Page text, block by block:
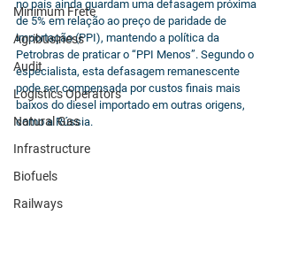
Minimum Frete
Agribusiness
Audit
Logistics Operators
Natural Gas
Infrastructure
Biofuels
Railways
no país ainda guardam uma defasagem próxima
de 5% em relação ao preço de paridade de
importação (PPI), mantendo a política da
Petrobras de praticar o “PPI Menos”. Segundo o
especialista, esta defasagem remanescente
pode ser compensada por custos finais mais
baixos do diesel importado em outras origens,
como a Rússia.